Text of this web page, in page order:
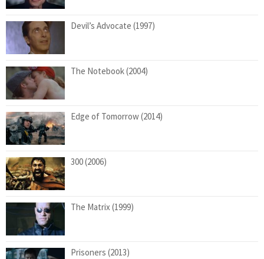
Devil’s Advocate (1997)
The Notebook (2004)
Edge of Tomorrow (2014)
300 (2006)
The Matrix (1999)
Prisoners (2013)